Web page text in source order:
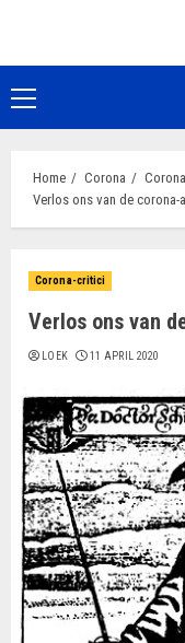
de
inhoudPrimair
menu
Home Corona
Verlos ons van de corona-
Corona-critici
Verlos ons van
LOEK 11 APRIL 2020